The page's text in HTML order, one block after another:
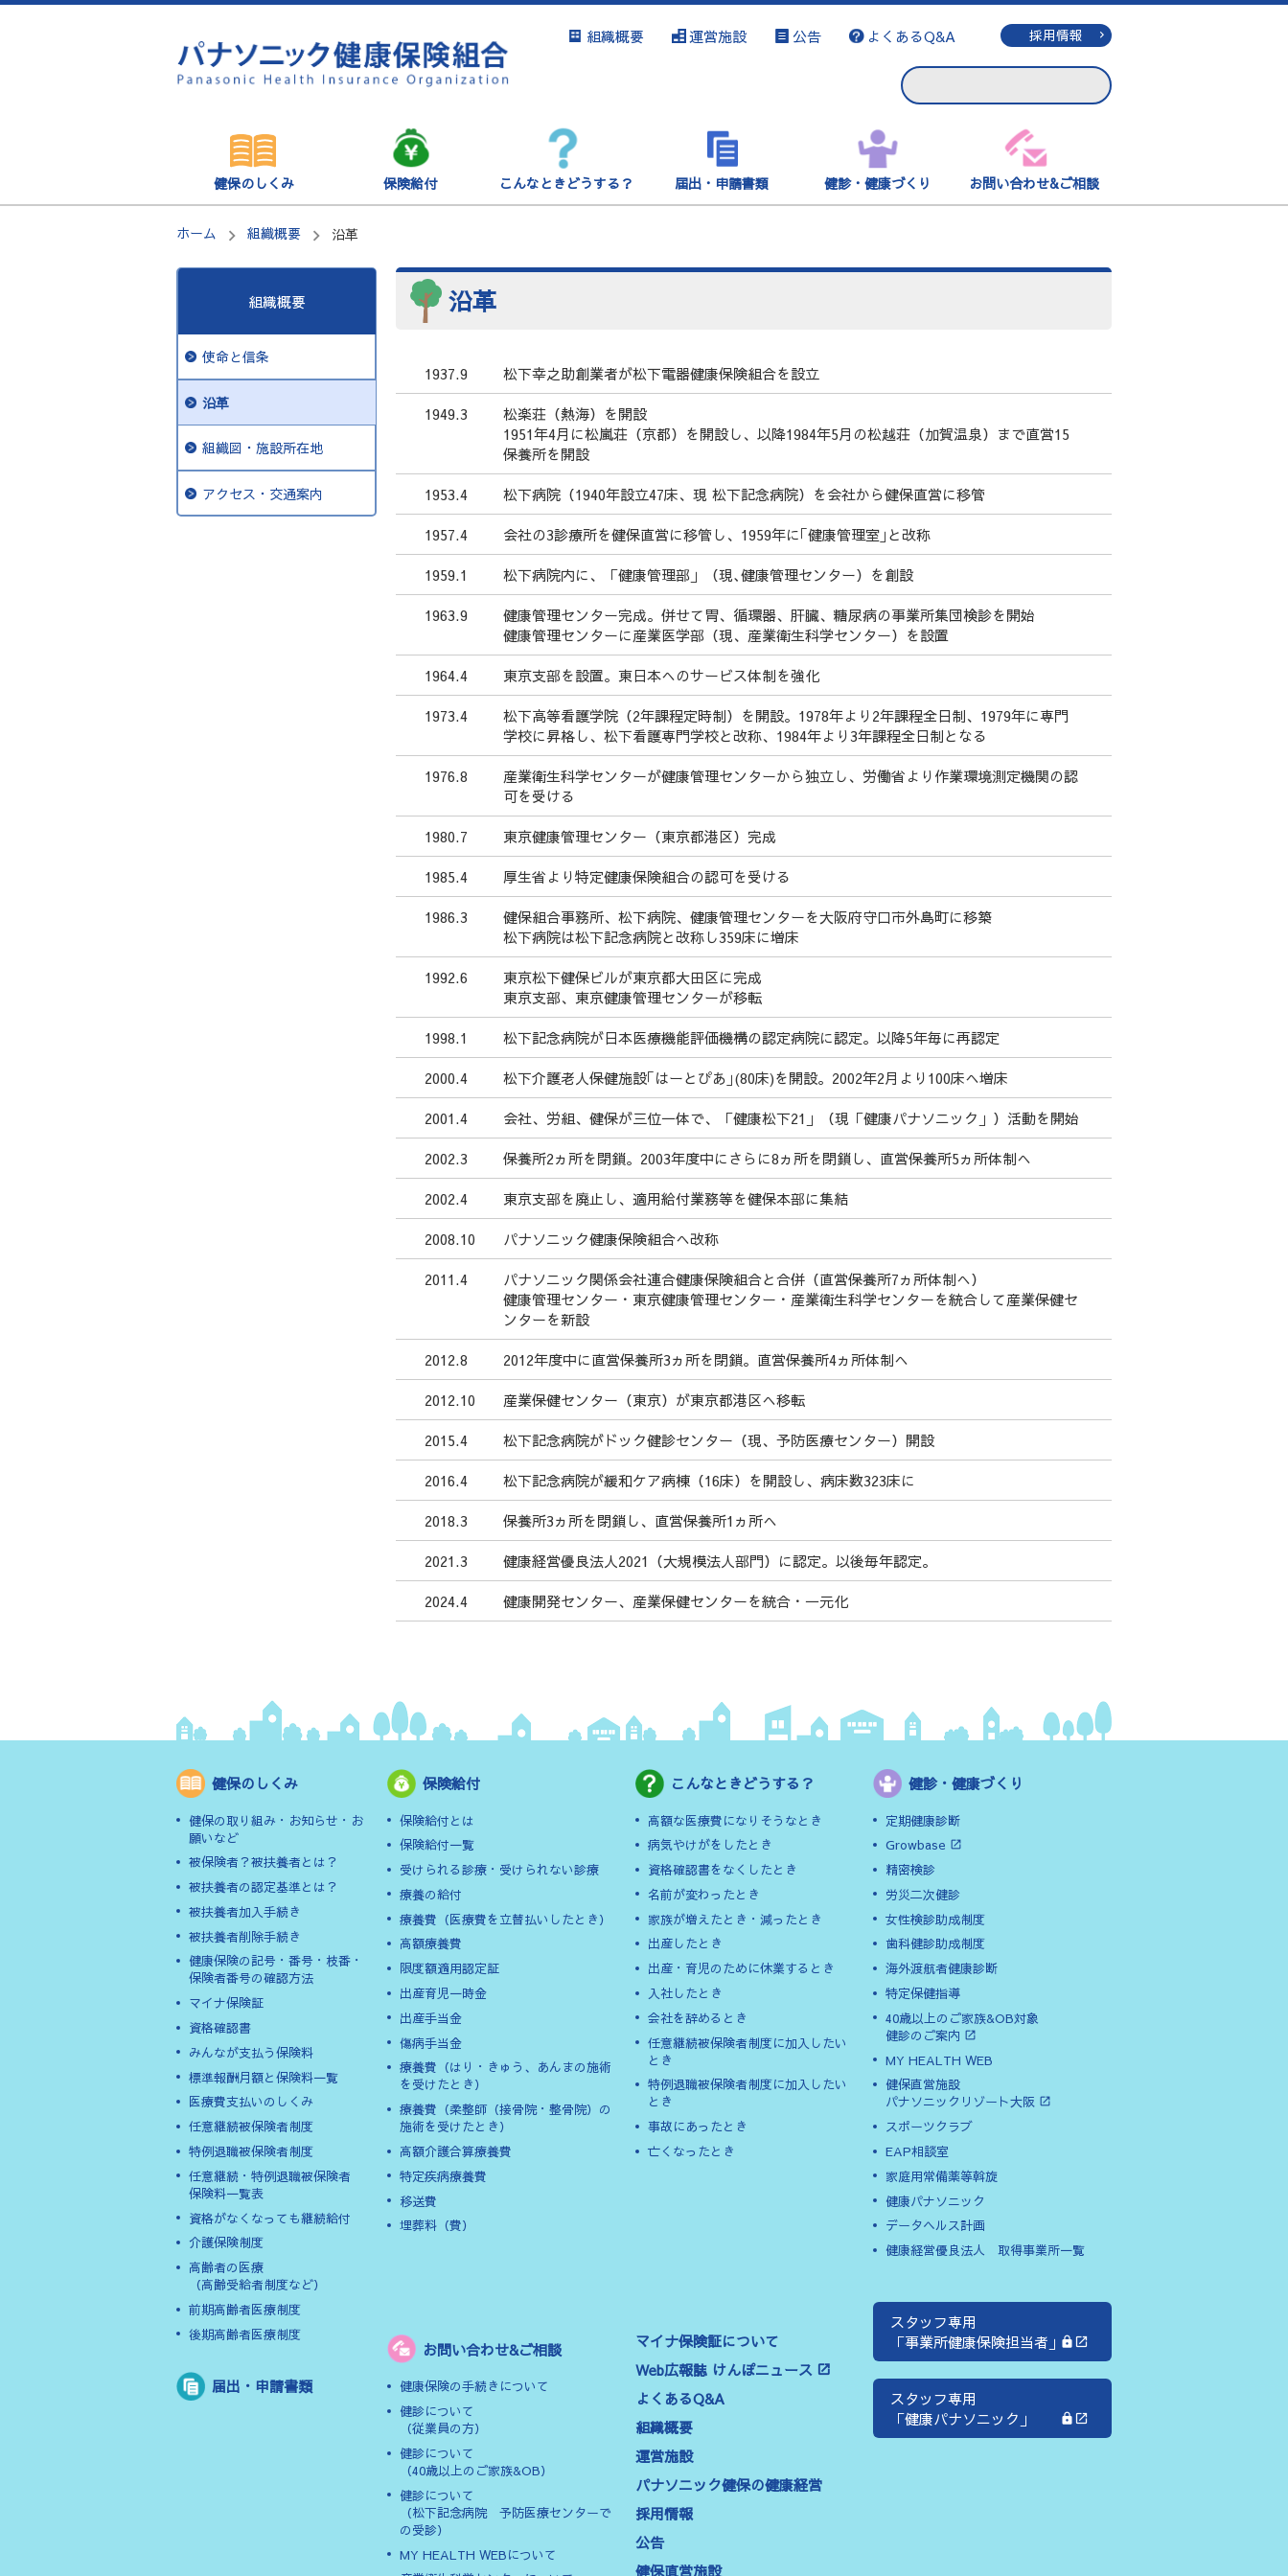
組織概要 運営施設 公告 よくあるQ&A 採用情報
健保のしくみ 保険給付 こんなときどうする？ 届出・申請書類 健診・健康づくり お問い合わせ&ご相談
ホーム 組織概要 沿革
組織概要
使命と信条
沿革
組織図・施設所在地
アクセス・交通案内
沿革
1937.9
松下幸之助創業者が松下電器健康保険組合を設立
1949.3
松楽荘（熱海）を開設
1951年4月に松嵐荘（京都）を開設し、以降1984年5月の松越荘（加賀温泉）まで直営15
保養所を開設
1953.4
松下病院（1940年設立47床、現 松下記念病院）を会社から健保直営に移管
1957.4
会社の3診療所を健保直営に移管し、1959年に｢健康管理室｣と改称
1959.1
松下病院内に、「健康管理部」（現､健康管理センター）を創設
1963.9
健康管理センター完成。併せて胃、循環器、肝臓、糖尿病の事業所集団検診を開始
健康管理センターに産業医学部（現、産業衛生科学センター）を設置
1964.4
東京支部を設置。東日本へのサービス体制を強化
1973.4
松下高等看護学院（2年課程定時制）を開設。1978年より2年課程全日制、1979年に専門
学校に昇格し、松下看護専門学校と改称、1984年より3年課程全日制となる
1976.8
産業衛生科学センターが健康管理センターから独立し、労働省より作業環境測定機関の認
可を受ける
1980.7
東京健康管理センター（東京都港区）完成
1985.4
厚生省より特定健康保険組合の認可を受ける
1986.3
健保組合事務所、松下病院、健康管理センターを大阪府守口市外島町に移築
松下病院は松下記念病院と改称し359床に増床
1992.6
東京松下健保ビルが東京都大田区に完成
東京支部、東京健康管理センターが移転
1998.1
松下記念病院が日本医療機能評価機構の認定病院に認定。以降5年毎に再認定
2000.4
松下介護老人保健施設｢はーとぴあ｣(80床)を開設。2002年2月より100床へ増床
2001.4
会社、労組、健保が三位一体で、「健康松下21」（現「健康パナソニック」）活動を開始
2002.3
保養所2ヵ所を閉鎖。2003年度中にさらに8ヵ所を閉鎖し、直営保養所5ヵ所体制へ
2002.4
東京支部を廃止し、適用給付業務等を健保本部に集結
2008.10
パナソニック健康保険組合へ改称
2011.4
パナソニック関係会社連合健康保険組合と合併（直営保養所7ヵ所体制へ）
健康管理センター・東京健康管理センター・産業衛生科学センターを統合して産業保健セ
ンターを新設
2012.8
2012年度中に直営保養所3ヵ所を閉鎖。直営保養所4ヵ所体制へ
2012.10
産業保健センター（東京）が東京都港区へ移転
2015.4
松下記念病院がドック健診センター（現、予防医療センター）開設
2016.4
松下記念病院が緩和ケア病棟（16床）を開設し、病床数323床に
2018.3
保養所3ヵ所を閉鎖し、直営保養所1ヵ所へ
2021.3
健康経営優良法人2021（大規模法人部門）に認定。以後毎年認定。
2024.4
健康開発センター、産業保健センターを統合・一元化
健保のしくみ
健保の取り組み・お知らせ・お
願いなど
被保険者？被扶養者とは？
被扶養者の認定基準とは？
被扶養者加入手続き
被扶養者削除手続き
健康保険の記号・番号・枝番・
保険者番号の確認方法
マイナ保険証
資格確認書
みんなが支払う保険料
標準報酬月額と保険料一覧
医療費支払いのしくみ
任意継続被保険者制度
特例退職被保険者制度
任意継続・特例退職被保険者
保険料一覧表
資格がなくなっても継続給付
介護保険制度
高齢者の医療
（高齢受給者制度など）
前期高齢者医療制度
後期高齢者医療制度
届出・申請書類
保険給付
保険給付とは
保険給付一覧
受けられる診療・受けられない診療
療養の給付
療養費（医療費を立替払いしたとき）
高額療養費
限度額適用認定証
出産育児一時金
出産手当金
傷病手当金
療養費（はり・きゅう、あんまの施術
を受けたとき）
療養費（柔整師（接骨院・整骨院）の
施術を受けたとき）
高額介護合算療養費
特定疾病療養費
移送費
埋葬料（費）
お問い合わせ&ご相談
健康保険の手続きについて
健診について
（従業員の方）
健診について
（40歳以上のご家族&OB）
健診について
（松下記念病院 予防医療センターで
の受診）
MY HEALTH WEBについて
こんなときどうする？
高額な医療費になりそうなとき
病気やけがをしたとき
資格確認書をなくしたとき
名前が変わったとき
家族が増えたとき・減ったとき
出産したとき
出産・育児のために休業するとき
入社したとき
会社を辞めるとき
任意継続被保険者制度に加入したい
とき
特例退職被保険者制度に加入したい
とき
事故にあったとき
亡くなったとき
マイナ保険証について
Web広報誌 けんぽニュース
よくあるQ&A
組織概要
運営施設
パナソニック健保の健康経営
採用情報
公告
健保直営施設
健診・健康づくり
定期健康診断
Growbase
精密検診
労災二次健診
女性検診助成制度
歯科健診助成制度
海外渡航者健康診断
特定保健指導
40歳以上のご家族&OB対象
健診のご案内
MY HEALTH WEB
健保直営施設
パナソニックリゾート大阪
スポーツクラブ
EAP相談室
家庭用常備薬等斡旋
健康パナソニック
データヘルス計画
健康経営優良法人 取得事業所一覧
スタッフ専用
「事業所健康保険担当者」
スタッフ専用
「健康パナソニック」